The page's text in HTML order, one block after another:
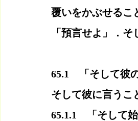
覆いをかぶせるこ
「預言せよ」．
65.1　「そして彼
そして彼に言うこ
65.1.1　「そして